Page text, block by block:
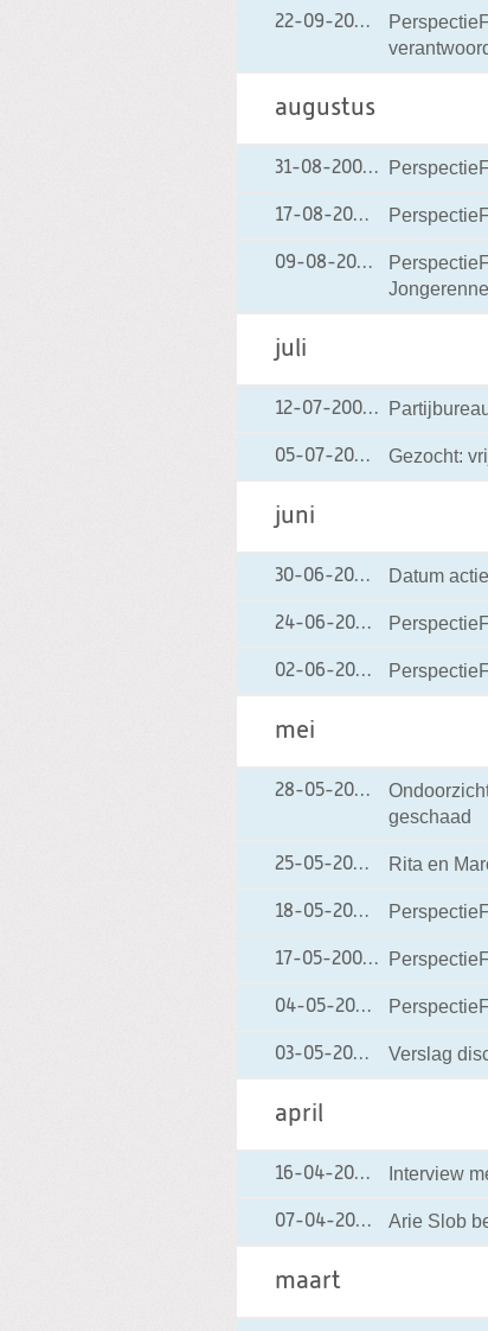
22-09-2004 22-09-2004
augustus
31-08-200431-08-2004
17-08-2004 17-08-2004
09-08-2004 09-08-
juli
12-07-200412-07-2004
05-07-2004 05-07-2004
Gezocht:
juni
30-06-2004 30-06-2004
Datum
24-06-2004 24-06-2004
02-06-2004 02-06-2004
mei
28-05-2004 28-05-2004
geschaad
25-05-2004 25-05-2004
Rita en
18-05-2004 18-05-2004
17-05-200417-05-2004
04-05-2004 04-05-2004
03-05-2004 03-05-2004
Verslag
april
16-04-2004 16-04-2004
Interview
07-04-2004 07-04-2004
Arie Slob
maart